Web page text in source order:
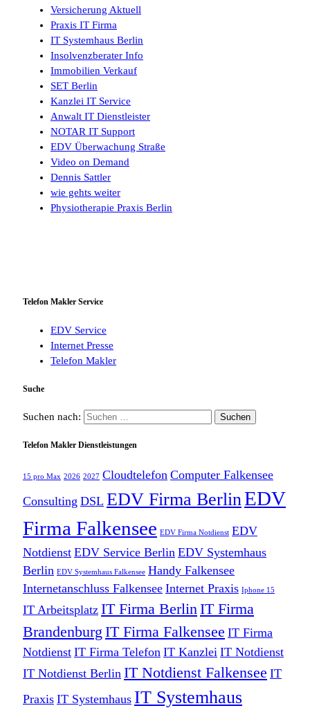
Versicherung Aktuell
Praxis IT Firma
IT Systemhaus Berlin
Insolvenzberater Info
Immobilien Verkauf
SET Berlin
Kanzlei IT Service
Anwalt IT Dienstleister
NOTAR IT Support
EDV Überwachung Straße
Video on Demand
Dennis Sattler
wie gehts weiter
Physiotherapie Praxis Berlin
Telefon Makler Service
EDV Service
Internet Presse
Telefon Makler
Suche
Suchen nach:
Telefon Makler Dienstleistungen
15 pro Max 2026 2027 Cloudtelefon Computer Falkensee
Consulting DSL EDV Firma BerlinEDV
Firma Falkensee EDV Firma Notdienst EDV
Notdienst EDV Service Berlin EDV Systemhaus
Berlin EDV Systemhaus Falkensee Handy Falkensee
Internetanschluss Falkensee Internet Praxis Iphone 15
IT Arbeitsplatz IT Firma Berlin IT Firma
Brandenburg IT Firma Falkensee IT Firma
Notdienst IT Firma Telefon IT Kanzlei IT Notdienst
IT Notdienst Berlin IT Notdienst Falkensee IT
Praxis IT Systemhaus IT Systemhaus